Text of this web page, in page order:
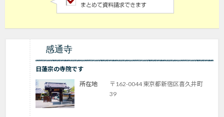
感通寺
日蓮宗の寺院です
所在地
〒162-0044 東京都新宿区喜久井町
39